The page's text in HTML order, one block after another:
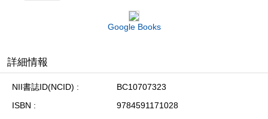
Google Books
詳細情報
NII書誌ID(NCID)
BC10707323
ISBN
9784591171028